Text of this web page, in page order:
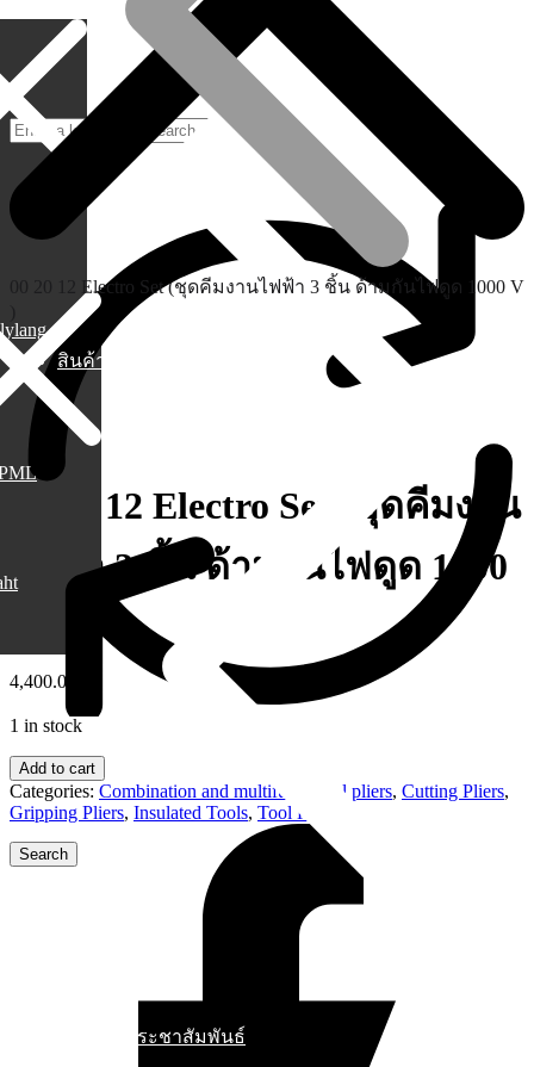
สินค้า
ข่าวสารประชาสัมพันธ์
00 20 12 Electro Set (ชุดคีมงานไฟฟ้า 3 ชิ้น ด้ามกันไฟดูด 1000 V
00 20 12 Electro Set (ชุดคีมงาน
ไฟฟ้า 3 ชิ้น ด้ามกันไฟดูด 1000
4,400.00
1 in stock
Add to cart
Categories: Combination and multifunctional pliers, Cutting Pliers,
Gripping Pliers, Insulated Tools, Tool Kits